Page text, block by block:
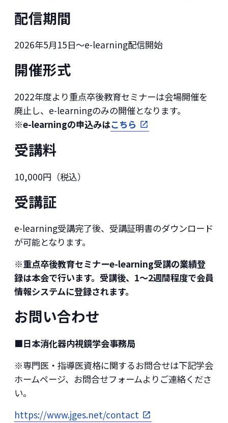
配信期間
2026年5月15日～e-learning配信開始
開催形式
2022年度より重点卒後教育セミナーは会場開催を
廃止し、e-learningのみの開催となります。
※e-learningの申込みはこちら
受講料
10,000円（税込）
受講証
e-learning受講完了後、受講証明書のダウンロード
が可能となります。
※重点卒後教育セミナーe-learning受講の業績登
録は本会で行います。受講後、1～2週間程度で会員
情報システムに登録されます。
お問い合わせ
■日本消化器内視鏡学会事務局
※専門医・指導医資格に関するお問合せは下記学会
ホームページ、お問合せフォームよりご連絡くださ
い。
https://www.jges.net/contact